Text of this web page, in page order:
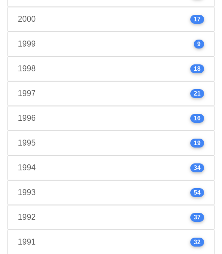
2000 17
1999 9
1998 18
1997 21
1996 16
1995 19
1994 34
1993 54
1992 37
1991 32